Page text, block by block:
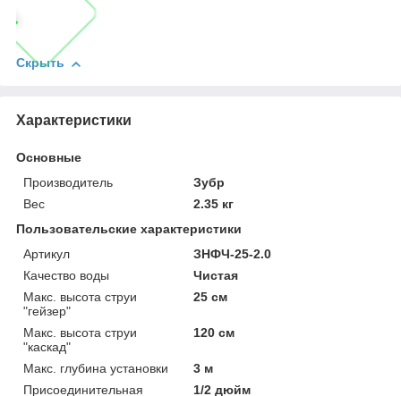
Скрыть
Характеристики
Основные
Производитель
Зубр
Вес
2.35 кг
Пользовательские характеристики
Артикул
ЗНФЧ-25-2.0
Качество воды
Чистая
Макс. высота струи
"гейзер"
25 см
Макс. высота струи
"каскад"
120 см
Макс. глубина установки
3 м
Присоединительная
1/2 дюйм